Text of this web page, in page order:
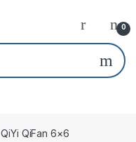
0
QiYi QiFan 6×6